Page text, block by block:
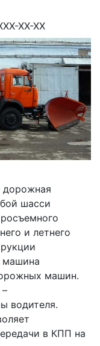
XX-XX
дорожная
шасси
и летнего
машина
машин.
водителя.
в КПП на